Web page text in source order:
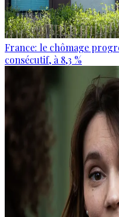
France: le chômage
consécutif, à 8,3 %